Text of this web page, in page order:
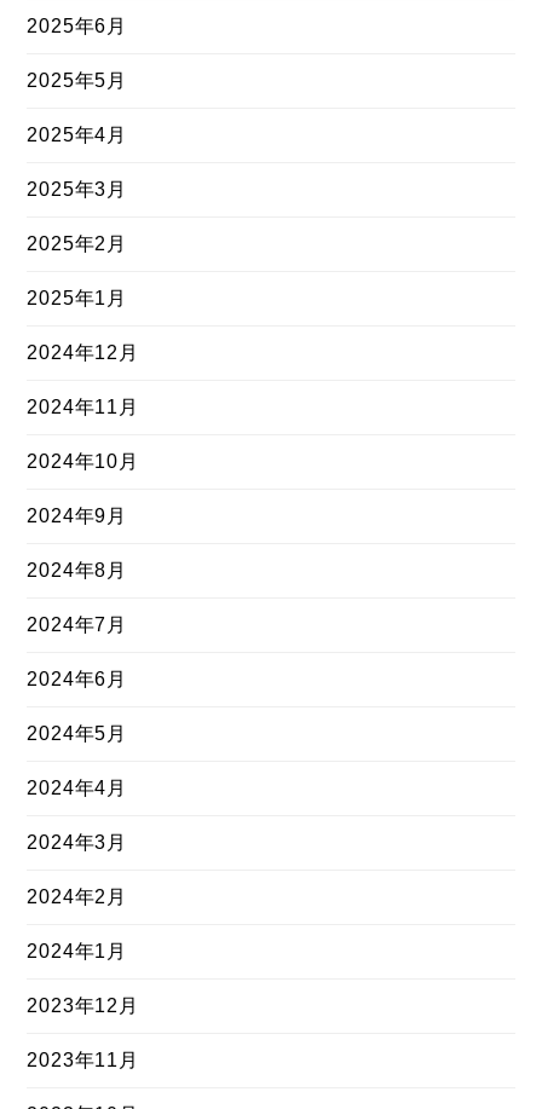
2025年6月
2025年5月
2025年4月
2025年3月
2025年2月
2025年1月
2024年12月
2024年11月
2024年10月
2024年9月
2024年8月
2024年7月
2024年6月
2024年5月
2024年4月
2024年3月
2024年2月
2024年1月
2023年12月
2023年11月